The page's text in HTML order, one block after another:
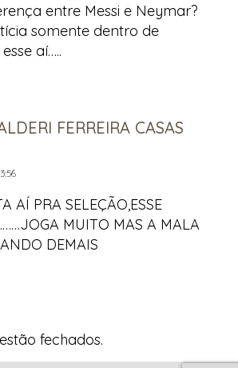
entre Messi e Neymar?
somente dentro de
aí…..
FERREIRA CASAS
AÍ PRA SELEÇÃO,ESSE
MUITO MAS A MALA
DEMAIS
fechados.